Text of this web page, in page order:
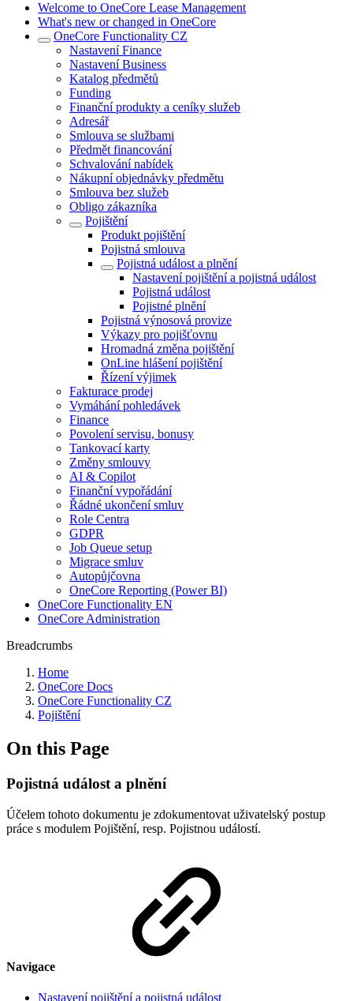
Welcome to OneCore Lease Management
What's new or changed in OneCore
OneCore Functionality CZ
Nastavení Finance
Nastavení Business
Katalog předmětů
Funding
Finanční produkty a ceníky služeb
Adresář
Smlouva se službami
Předmět financování
Schvalování nabídek
Nákupní objednávky předmětu
Smlouva bez služeb
Obligo zákazníka
Pojištění
Produkt pojištění
Pojistná smlouva
Pojistná událost a plnění
Nastavení pojištění a pojistná událost
Pojistná událost
Pojistné plnění
Pojistná výnosová provize
Výkazy pro pojišťovnu
Hromadná změna pojištění
OnLine hlášení pojištění
Řízení výjimek
Fakturace prodej
Vymáhání pohledávek
Finance
Povolení servisu, bonusy
Tankovací karty
Změny smlouvy
AI & Copilot
Finanční vypořádání
Řádné ukončení smluv
Role Centra
GDPR
Job Queue setup
Migrace smluv
Autopůjčovna
OneCore Reporting (Power BI)
OneCore Functionality EN
OneCore Administration
Breadcrumbs
Home
OneCore Docs
OneCore Functionality CZ
Pojištění
On this Page
Pojistná událost a plnění
Účelem tohoto dokumentu je zdokumentovat uživatelský postup
práce s modulem Pojištění, resp. Pojistnou událostí.
Navigace
Nastavení pojištění a pojistná událost